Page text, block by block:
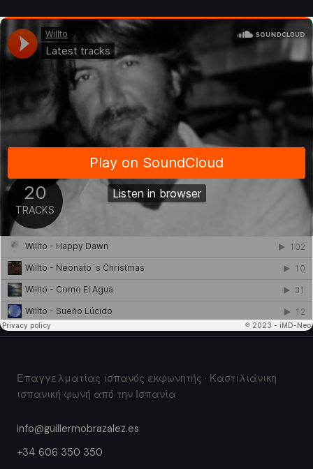
Επαγγελματίας ισπανός εκφωνητής · Καστιλιάνικη
ισπανική φωνή από την Ισπανία
info@guillermobrazalez.es
+34 606 350 350